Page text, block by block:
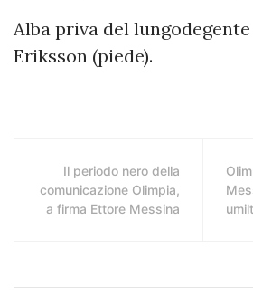
Alba priva del
Eriksson (piede).
Il periodo nero della
comunicazione Olimpia,
a firma Ettore Messina